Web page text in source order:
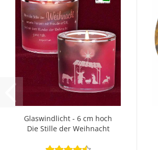
Glaswindlicht - 6 cm hoch
Die Stille der Weihnacht